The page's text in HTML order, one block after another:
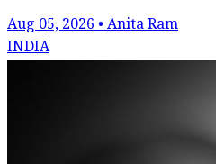
Aug 05, 2026 • Anita Ram
INDIA